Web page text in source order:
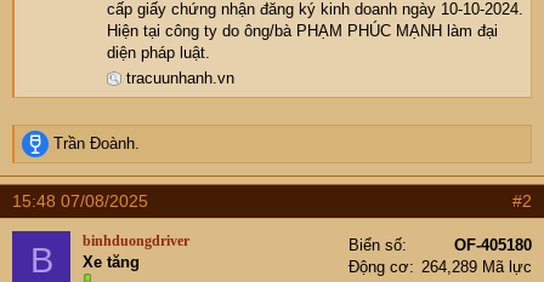
cấp giấy chứng nhận đăng ký kinh doanh ngày 10-10-2024.
Hiện tại công ty do ông/bà PHẠM PHÚC MẠNH làm đại
diện pháp luật.
tracuunhanh.vn
R
e
a
c
t
Trần Đoành.
15:48 07/08/2025 #2
B binhduongdriver
Xe tăng
Biển số
OF-405180
Động cơ
264,289 Mã lực